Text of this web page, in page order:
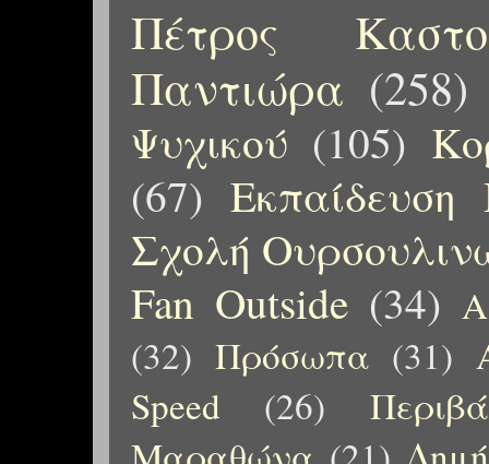
Πέτρος
Παντιώρα (258)
Ψυχικού (105)
(67) Εκπαίδευση
Σχολή
Fan Outside (34)
(32) Πρόσωπα (31)
Speed
(26)